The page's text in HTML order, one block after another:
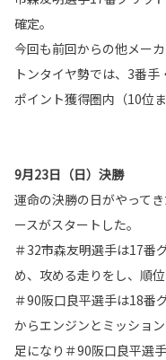
確定。
今回も前回からの他メー
トンタイヤ勢では、3番
ポイント獲得圏内（10位
9月23日（日）決勝
運命の決勝の日がやって
ースがスタートした。
＃32市森友明選手は17番
め、攻める走りをし、順
＃90阪口良平選手は18番
からエンジンとミッショ
足になり＃90阪口良平選